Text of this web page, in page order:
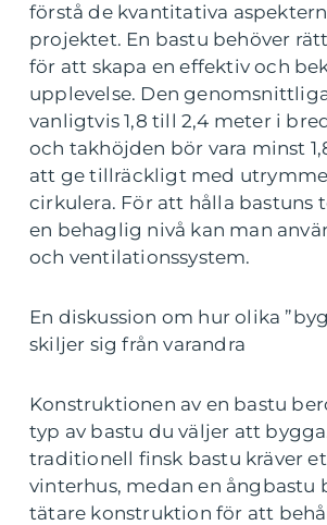
förstå de kvantitativa
projektet. En bastu behöver
för att skapa en effektiv och
upplevelse. Den
vanligtvis 1,8 till 2,4 meter i
och takhöjden bör vara minst
att ge tillräckligt med
cirkulera. För att hålla bastuns
en behaglig nivå kan man
och ventilationssystem.
En diskussion om hur olika
skiljer sig från varandra
Konstruktionen av en bastu
typ av bastu du väljer att
traditionell finsk bastu kräver
vinterhus, medan en ångbastu
tätare konstruktion för att